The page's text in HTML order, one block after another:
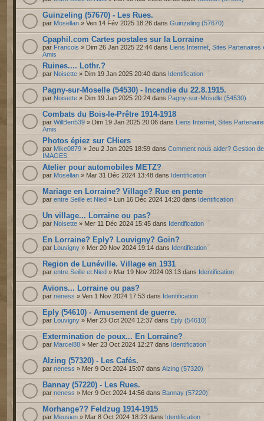
Guinzeling (57670) - Les Rues.
par Mosellan » Ven 14 Fév 2025 18:26 dans Guinzeling (57670)
Cpaphil.com Cartes postales sur la Lorraine
par Francois » Dim 26 Jan 2025 22:44 dans Liens Internet, Sites Partenaires
Amis
Ruines.... Lothr.?
par Noisette » Dim 19 Jan 2025 20:40 dans Identification
Pagny-sur-Moselle (54530) - Incendie du 22.8.1915.
par Noisette » Dim 19 Jan 2025 20:24 dans Pagny-sur-Moselle (54530)
Combats du Bois-le-Prêtre 1914-1918
par WillBen539 » Dim 19 Jan 2025 20:06 dans Liens Internet, Sites
Amis
Photos épiez sur CHiers
par Mike0879 » Jeu 2 Jan 2025 18:59 dans Comment nous aider? Gestion
IMAGES.
Atelier pour automobiles METZ?
par Mosellan » Mar 31 Déc 2024 13:48 dans Identification
Mariage en Lorraine? Village? Rue en pente
par entre Seille et Nied » Lun 16 Déc 2024 14:20 dans Identification
Un village... Lorraine ou pas?
par Noisette » Mer 11 Déc 2024 15:45 dans Identification
En Lorraine? Eply? Louvigny? Goin?
par Louvigny » Mer 20 Nov 2024 19:14 dans Identification
Region de Lunéville. Village en 1931
par entre Seille et Nied » Mar 19 Nov 2024 03:13 dans Identification
Avions... Lorraine ou pas?
par neness » Ven 1 Nov 2024 17:53 dans Identification
Eply (54610) - Amusement de guerre.
par Louvigny » Mer 23 Oct 2024 12:37 dans Eply (54610)
Extermination de poux... En Lorraine?
par Marcel88 » Mer 23 Oct 2024 12:27 dans Identification
Alzing (57320) - Les Cafés.
par neness » Mer 9 Oct 2024 15:07 dans Alzing (57320)
Bannay (57220) - Les Rues.
par neness » Mer 9 Oct 2024 14:56 dans Bannay (57220)
Morhange?? Feldzug 1914-1915
par Meusien » Mar 8 Oct 2024 18:23 dans Identification